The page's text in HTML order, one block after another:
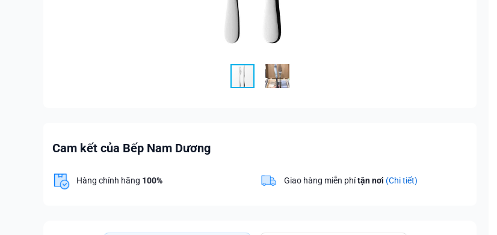
Cam kết của Bếp Nam Dương
Hàng chính hãng 100% Giao hàng miễn phítận nơi (Chi tiết)